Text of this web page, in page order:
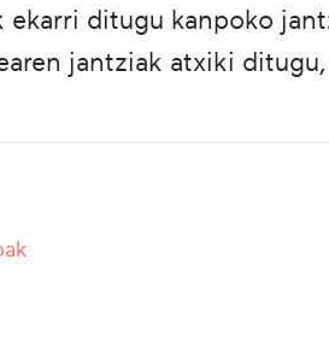
ditugu kanpoko
jantziak atxiki